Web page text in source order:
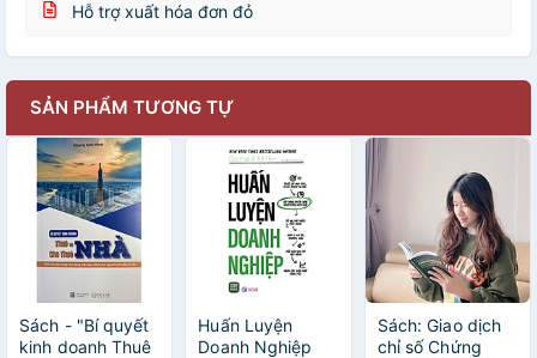
Hỗ trợ xuất hóa đơn đỏ
SẢN PHẨM TƯƠNG TỰ
Sách - "Bí quyết
kinh doanh Thuê
Huấn Luyện
Doanh Nghiệp
Sách: Giao dịch
chỉ số Chứng